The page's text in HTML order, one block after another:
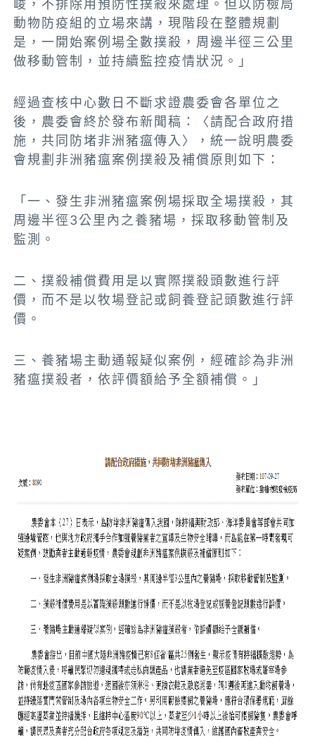
峻，不排除用預防性撲殺來處理。但以防檢局
動物防疫組的立場來講，現階段在整體規劃
是，一開始案例場全數撲殺，周邊半徑三公里
做移動管制，並持續監控疫情狀況。」
經過查核中心數日不斷求證農委會各單位之
後，農委會終於發布新聞稿：〈請配合政府措
施，共同防堵非洲豬瘟傳入〉，統一說明農委
會規劃非洲豬瘟案例撲殺及補償原則如下：
「一、發生非洲豬瘟案例場採取全場撲殺，其
周邊半徑3公里內之養豬場，採取移動管制及
監測。
二、撲殺補償費用是以實際撲殺頭數進行評
價，而不是以牧場登記或飼養登記頭數進行評
價。
三、養豬場主動通報疑似案例，經確診為非洲
豬瘟撲殺者，依評價額給予全額補償。」